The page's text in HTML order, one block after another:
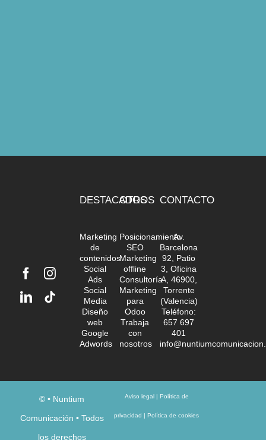
DESTACADOS
Marketing
de
contenidos
Social
Ads
Social
Media
Diseño
web
Google
Adwords
OTROS
Posicionamiento
SEO
Marketing
offline
Consultoría
Marketing
para
Odoo
Trabaja
con
nosotros
CONTACTO
Av.
Barcelona
92, Patio
3, Oficina
A, 46900,
Torrente
(Valencia)
Teléfono:
657 697
401
©• Nuntium
Comunicación • Todos
los derechos
Aviso legal Política de
privacidad Política de cookies